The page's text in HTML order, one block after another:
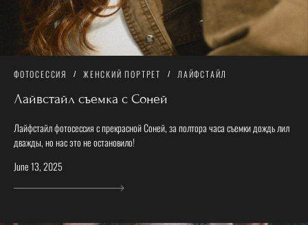
ФОТОСЕССИЯ ЖЕНСКИЙ ПОРТРЕТ ЛАЙФСТАЙЛ
Лайвстайл съемка с Соней
Лайфстайл фотосессия с прекрасной Соней, за полтора часа съемки дождь лил
дважды, но нас это не остановило!
June 13, 2025